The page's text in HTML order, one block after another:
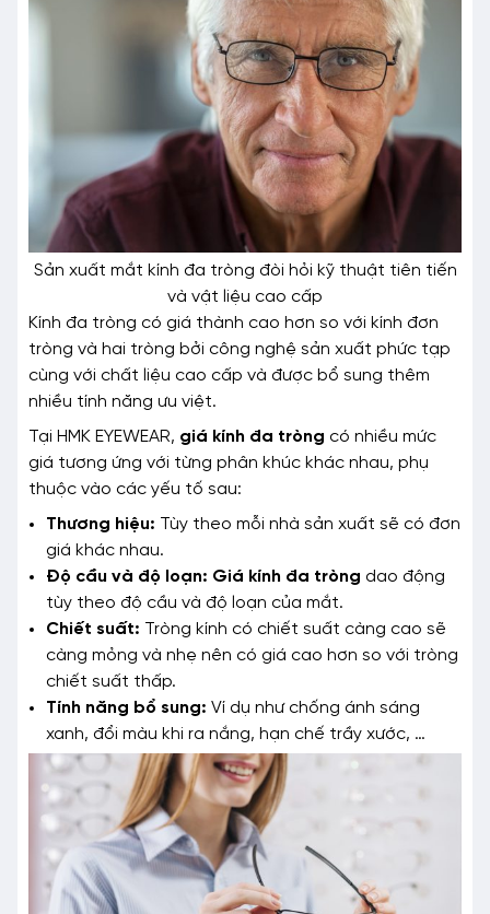
Sản xuất mắt kính đa tròng đòi hỏi kỹ thuật tiên tiến
và vật liệu cao cấp
Kính đa tròng có giá thành cao hơn so với kính đơn
tròng và hai tròng bởi công nghệ sản xuất phức tạp
cùng với chất liệu cao cấp và được bổ sung thêm
nhiều tính năng ưu việt.
Tại HMK EYEWEAR, giá kính đa tròng có nhiều mức
giá tương ứng với từng phân khúc khác nhau, phụ
thuộc vào các yếu tố sau:
Thương hiệu: Tùy theo mỗi nhà sản xuất sẽ có đơn
giá khác nhau.
Độ cầu và độ loạn: Giá kính đa tròng dao động
tùy theo độ cầu và độ loạn của mắt.
Chiết suất: Tròng kính có chiết suất càng cao sẽ
càng mỏng và nhẹ nên có giá cao hơn so với tròng
chiết suất thấp.
Tính năng bổ sung: Ví dụ như chống ánh sáng
xanh, đổi màu khi ra nắng, hạn chế trầy xước, …